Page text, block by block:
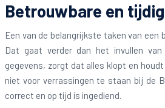
Betrouwbare en
Een van de belangrijkste taken van
Dat gaat verder dan het invullen van
gegevens, zorgt dat alles klopt en
niet voor verrassingen te staan bij de
correct en op tijd is ingediend.